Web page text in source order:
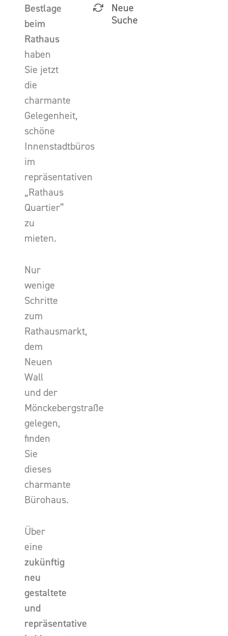
Bestlage
beim
Rathaus
haben
Sie jetzt
die
charmante
Gelegenheit,
schöne
Innenstadtbüros
im
repräsentativen
„Rathaus
Quartier”
zu
mieten.
Nur
wenige
Schritte
zum
Rathausmarkt,
dem
Neuen
Wall
und der
Mönckebergstraße
gelegen,
finden
Sie
dieses
charmante
Bürohaus.
Über
eine
zukünftig
neu
gestaltete
und
repräsentative
Neue
Suche